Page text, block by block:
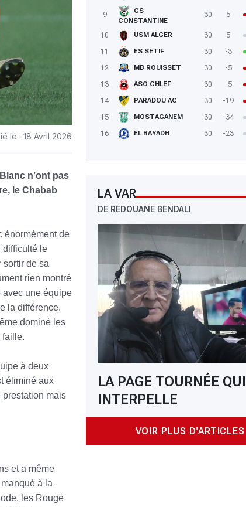
9
CS
CONSTANTINE
30 5
10 USM ALGER 30 5
11
ES SETIF 30 -3
12
MB ROUISSET 30 -5
13
ASO CHLEF 30 -5
14
PARADOU AC 30 -19
15
MOSTAGANEM 30 -34
16
EL BAYADH 30 -23
LA VAR
DE REDOUANE BENDALI
LA PAGE TOURNÉE QUI
INTERPELLE
VOIR PLUS D'ARTICLES
le : 18 Avril 2026
n’ont pas
le Chabab
énormément de
difficulté le
sortir de sa
rien montré
avec une équipe
la différence.
dominé les
faille.
à deux
éliminé aux
prestation mais
et a même
à la
les Rouge